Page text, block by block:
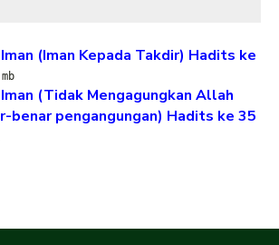
(Iman Kepada Takdir) Hadits ke
(Tidak Mengagungkan Allah
benar pengangungan) Hadits ke 35